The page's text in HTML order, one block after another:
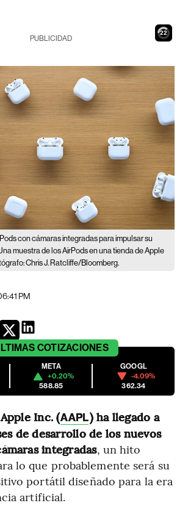
21
PUBLICIDAD
con cámaras integradas para impulsar su
muestra de los AirPods en una tienda de Apple
Chris J. Ratcliffe/Bloomberg.
PM
COTIZACIONES
META
+0.20%
588.85
GOOGL
-4.09%
362.34
Apple Inc. (AAPL) ha llegado a
de desarrollo de los nuevos
integradas, un hito
lo que probablemente será su
portátil diseñado para la era
artificial.